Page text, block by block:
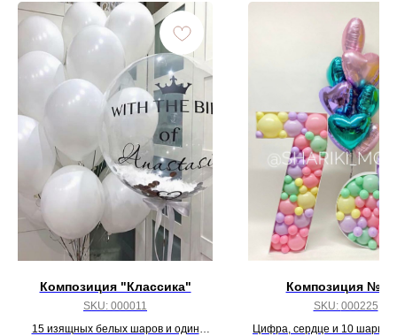
Композиция "Классика"
SKU: 000011
15 изящных белых шаров и один
Композиция №
SKU: 000225
Цифра, сердце и 10